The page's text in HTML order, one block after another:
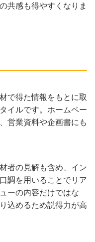
共感も得やすくなりま
で得た情報をもとに取
イルです。ホームペー
営業資料や企画書にも
者の見解も含め、イン
調を用いることでリア
ーの内容だけではな
込めるため説得力が高